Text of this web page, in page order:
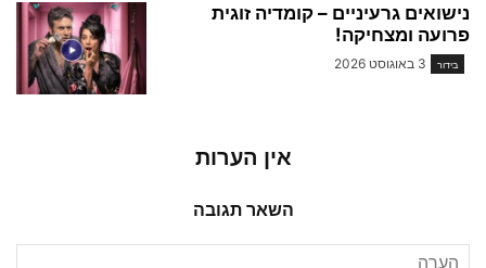
נישואים גרעיניים – קומדיה זוגית
פרועה ומצחיקה!
בידור 3 באוגוסט 2026
אין הערות
השאר תגובה